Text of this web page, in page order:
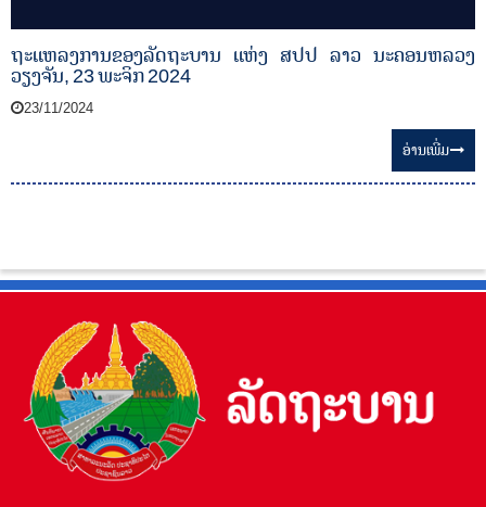
ຖະແຫລງການຂອງລັດຖະບານ ແຫ່ງ ສປປ ລາວ ນະຄອນຫລວງ
ວຽງຈັນ, 23 ພະຈິກ 2024
23/11/2024
ອ່ານ​ເພີ່ມ